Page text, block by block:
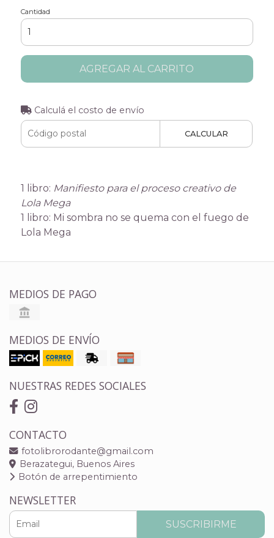
Cantidad
AGREGAR AL CARRITO
Calculá el costo de envío
CALCULAR
1 libro: Manifiesto para el proceso creativo de
Lola Mega
1 libro: Mi sombra no se quema con el fuego de
Lola Mega
MEDIOS DE PAGO
MEDIOS DE ENVÍO
NUESTRAS REDES SOCIALES
CONTACTO
fotolibrorodante@gmail.com
Berazategui, Buenos Aires
Botón de arrepentimiento
NEWSLETTER
SUSCRIBIRME